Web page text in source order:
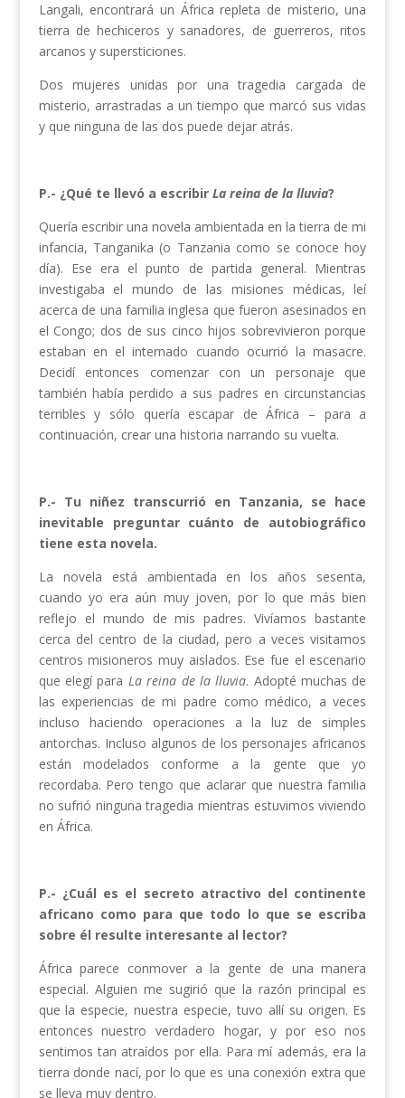
Langali, encontrará un África repleta de misterio, una
tierra de hechiceros y sanadores, de guerreros, ritos
arcanos y supersticiones.
Dos mujeres unidas por una tragedia cargada de
misterio, arrastradas a un tiempo que marcó sus vidas
y que ninguna de las dos puede dejar atrás.
P.- ¿Qué te llevó a escribir La reina de la lluvia?
Quería escribir una novela ambientada en la tierra de mi
infancia, Tanganika (o Tanzania como se conoce hoy
día). Ese era el punto de partida general. Mientras
investigaba el mundo de las misiones médicas, leí
acerca de una familia inglesa que fueron asesinados en
el Congo; dos de sus cinco hijos sobrevivieron porque
estaban en el internado cuando ocurrió la masacre.
Decidí entonces comenzar con un personaje que
también había perdido a sus padres en circunstancias
terribles y sólo quería escapar de África – para a
continuación, crear una historia narrando su vuelta.
P.- Tu niñez transcurrió en Tanzania, se hace
inevitable preguntar cuánto de autobiográfico
tiene esta novela.
La novela está ambientada en los años sesenta,
cuando yo era aún muy joven, por lo que más bien
reflejo el mundo de mis padres. Vivíamos bastante
cerca del centro de la ciudad, pero a veces visitamos
centros misioneros muy aislados. Ese fue el escenario
que elegí para La reina de la lluvia. Adopté muchas de
las experiencias de mi padre como médico, a veces
incluso haciendo operaciones a la luz de simples
antorchas. Incluso algunos de los personajes africanos
están modelados conforme a la gente que yo
recordaba. Pero tengo que aclarar que nuestra familia
no sufrió ninguna tragedia mientras estuvimos viviendo
en África.
P.- ¿Cuál es el secreto atractivo del continente
africano como para que todo lo que se escriba
sobre él resulte interesante al lector?
África parece conmover a la gente de una manera
especial. Alguien me sugirió que la razón principal es
que la especie, nuestra especie, tuvo allí su origen. Es
entonces nuestro verdadero hogar, y por eso nos
sentimos tan atraídos por ella. Para mí además, era la
tierra donde nací, por lo que es una conexión extra que
se lleva muy dentro.